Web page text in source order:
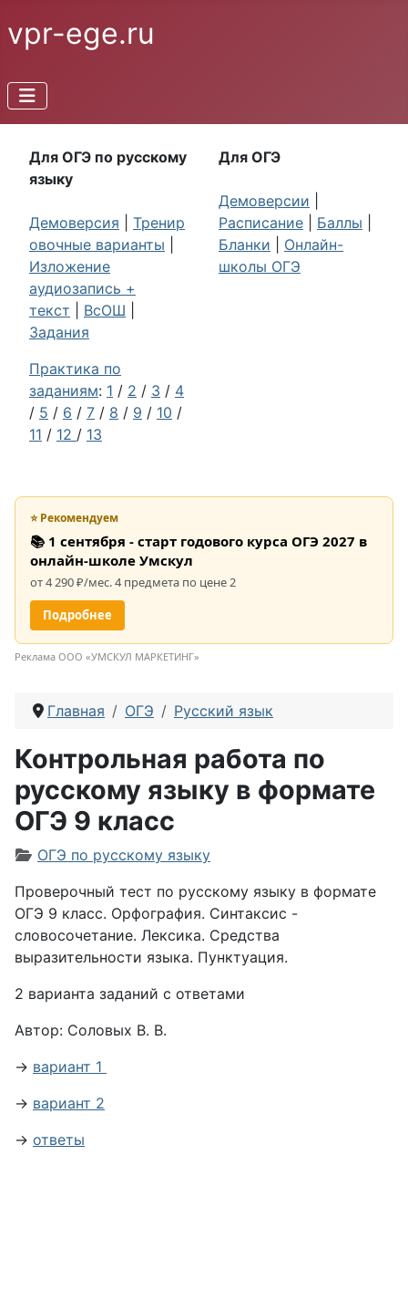
vpr-ege.ru
Для ОГЭ по русскому
языку
Демоверсия
Тренир
овочные варианты
Изложение
аудиозапись +
текст
ВсОШ
Задания
Практика по
заданиям: 1 / 2 / 3 / 4
/ 5 / 6 / 7 / 8 / 9 / 10 /
11 / 12 / 13
Для ОГЭ
Демоверсии
Расписание
Баллы
Бланки
Онлайн-
школы ОГЭ
⭐ Рекомендуем
📚 1 сентября - старт годового курса ОГЭ 2027 в
онлайн-школе Умскул
от 4 290 ₽/мес. 4 предмета по цене 2
Подробнее
Реклама ООО «УМСКУЛ МАРКЕТИНГ»
Главная ОГЭ Русский язык
Контрольная работа по
русскому языку в формате
ОГЭ 9 класс
Информация о материале
ОГЭ по русскому языку
Проверочный тест по русскому языку в формате
ОГЭ 9 класс. Орфография. Синтаксис -
словосочетание. Лексика. Средства
выразительности языка. Пунктуация.
2 варианта заданий с ответами
Автор: Соловых В. В.
→ вариант 1
→ вариант 2
→ ответы